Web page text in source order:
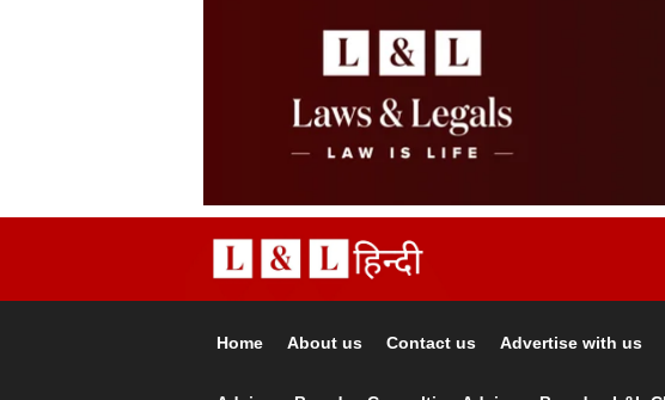
Home About us Contact us Advertise with us